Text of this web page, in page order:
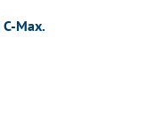
Max.